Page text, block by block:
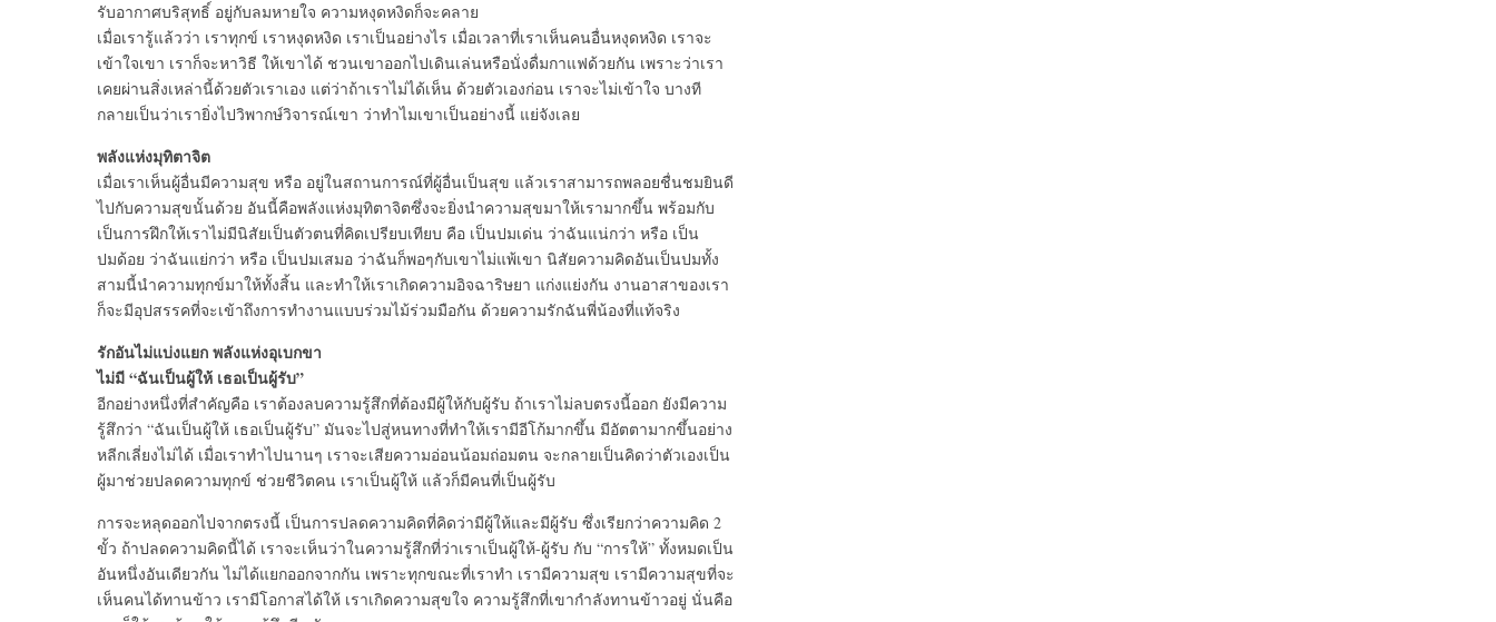
รับอากาศบริสุทธิ์ อยู่กับลมหายใจ ความหงุดหงิดก็จะคลาย
เมื่อเรารู้แล้วว่า เราทุกข์ เราหงุดหงิด เราเป็นอย่างไร เมื่อเวลาที่เราเห็นคนอื่นหงุดหงิด เราจะ
เข้าใจเขา เราก็จะหาวิธี ให้เขาได้ ชวนเขาออกไปเดินเล่นหรือนั่งดื่มกาแฟด้วยกัน เพราะว่าเรา
เคยผ่านสิ่งเหล่านี้ด้วยตัวเราเอง แต่ว่าถ้าเราไม่ได้เห็น ด้วยตัวเองก่อน เราจะไม่เข้าใจ บางที
กลายเป็นว่าเรายิ่งไปวิพากษ์วิจารณ์เขา ว่าทำไมเขาเป็นอย่างนี้ แย่จังเลย
พลังแห่งมุทิตาจิต
เมื่อเราเห็นผู้อื่นมีความสุข หรือ อยู่ในสถานการณ์ที่ผู้อื่นเป็นสุข แล้วเราสามารถพลอยชื่นชมยินดี
ไปกับความสุขนั้นด้วย อันนี้คือพลังแห่งมุทิตาจิตซึ่งจะยิ่งนำความสุขมาให้เรามากขึ้น พร้อมกับ
เป็นการฝึกให้เราไม่มีนิสัยเป็นตัวตนที่คิดเปรียบเทียบ คือ เป็นปมเด่น ว่าฉันแน่กว่า หรือ เป็น
ปมด้อย ว่าฉันแย่กว่า หรือ เป็นปมเสมอ ว่าฉันก็พอๆกับเขาไม่แพ้เขา นิสัยความคิดอันเป็นปมทั้ง
สามนี้นำความทุกข์มาให้ทั้งสิ้น และทำให้เราเกิดความอิจฉาริษยา แก่งแย่งกัน งานอาสาของเรา
ก็จะมีอุปสรรคที่จะเข้าถึงการทำงานแบบร่วมไม้ร่วมมือกัน ด้วยความรักฉันพี่น้องที่แท้จริง
รักอันไม่แบ่งแยก พลังแห่งอุเบกขา
ไม่มี “ฉันเป็นผู้ให้ เธอเป็นผู้รับ”
อีกอย่างหนึ่งที่สำคัญคือ เราต้องลบความรู้สึกที่ต้องมีผู้ให้กับผู้รับ ถ้าเราไม่ลบตรงนี้ออก ยังมีความ
รู้สึกว่า “ฉันเป็นผู้ให้ เธอเป็นผู้รับ” มันจะไปสู่หนทางที่ทำให้เรามีอีโก้มากขึ้น มีอัตตามากขึ้นอย่าง
หลีกเลี่ยงไม่ได้ เมื่อเราทำไปนานๆ เราจะเสียความอ่อนน้อมถ่อมตน จะกลายเป็นคิดว่าตัวเองเป็น
ผู้มาช่วยปลดความทุกข์ ช่วยชีวิตคน เราเป็นผู้ให้ แล้วก็มีคนที่เป็นผู้รับ
การจะหลุดออกไปจากตรงนี้ เป็นการปลดความคิดที่คิดว่ามีผู้ให้และมีผู้รับ ซึ่งเรียกว่าความคิด 2
ขั้ว ถ้าปลดความคิดนี้ได้ เราจะเห็นว่าในความรู้สึกที่ว่าเราเป็นผู้ให้-ผู้รับ กับ “การให้” ทั้งหมดเป็น
อันหนึ่งอันเดียวกัน ไม่ได้แยกออกจากกัน เพราะทุกขณะที่เราทำ เรามีความสุข เรามีความสุขที่จะ
เห็นคนได้ทานข้าว เรามีโอกาสได้ให้ เราเกิดความสุขใจ ความรู้สึกที่เขากำลังทานข้าวอยู่ นั่นคือ